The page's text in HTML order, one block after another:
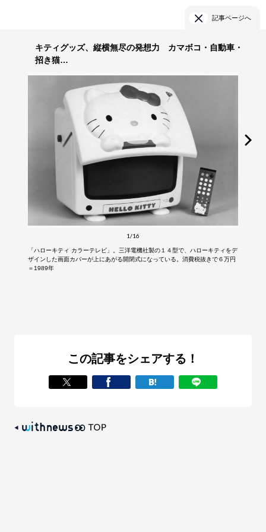
記事ページへ
キティグッズ、縦横無尽の発想力 カマボコ・自動車・
招き猫…
1/16
「ハローキティ カラーテレビ」。三洋電機社製の１４型で、ハローキティをデ
ザインした画面カバーが上にあがる開閉式になっている。消費税抜きで６万円
＝1989年
この記事をシェアする！